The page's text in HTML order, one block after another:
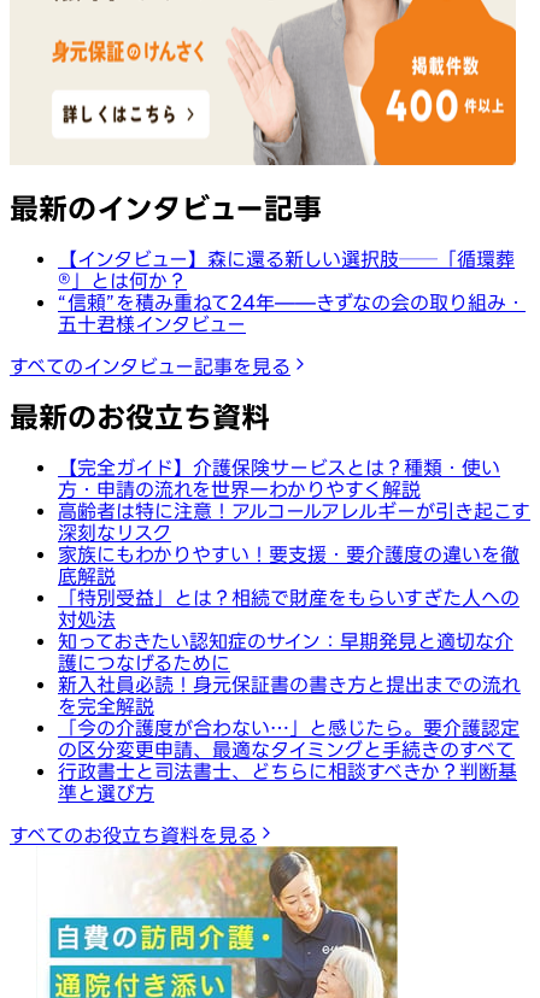
最新のインタビュー記事
【インタビュー】森に還る新しい選択肢──「循環葬
®︎」とは何か？
“信頼”を積み重ねて24年——きずなの会の取り組み・
五十君様インタビュー
すべてのインタビュー記事を見る
最新のお役立ち資料
【完全ガイド】介護保険サービスとは？種類・使い
方・申請の流れを世界一わかりやすく解説
高齢者は特に注意！アルコールアレルギーが引き起こす
深刻なリスク
家族にもわかりやすい！要支援・要介護度の違いを徹
底解説
「特別受益」とは？相続で財産をもらいすぎた人への
対処法
知っておきたい認知症のサイン：早期発見と適切な介
護につなげるために
新入社員必読！身元保証書の書き方と提出までの流れ
を完全解説
「今の介護度が合わない…」と感じたら。要介護認定
の区分変更申請、最適なタイミングと手続きのすべて
行政書士と司法書士、どちらに相談すべきか？判断基
準と選び方
すべてのお役立ち資料を見る